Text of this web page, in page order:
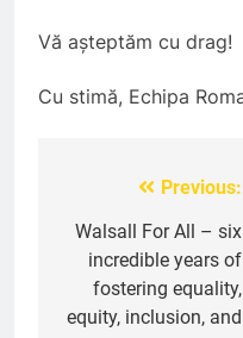
Vă așteptăm cu drag!
Cu stimă, Echipa
navigation
Previous:
Walsall For All – six
incredible years of
fostering equality,
equity, inclusion, and
We
VE